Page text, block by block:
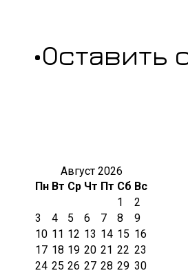
•Оставить
Август 2026
Пн Вт Ср Чт Пт Сб Вс
1
2
3
4 5 6 7 8
9
10 11 12 13 14 15 16
17 18 19 20 21 22 23
24 25 26 27 28 29 30